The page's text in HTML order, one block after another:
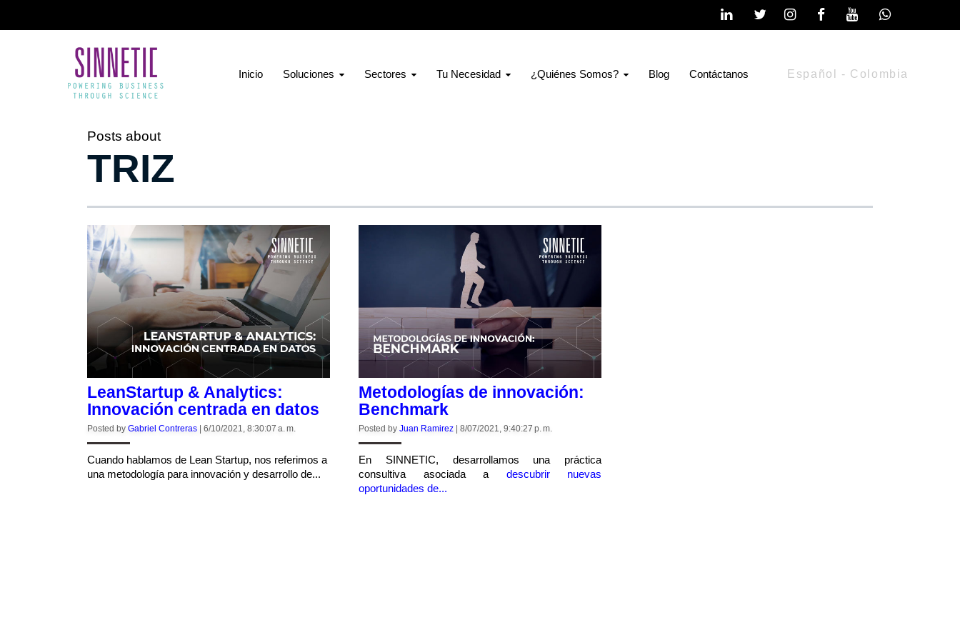
Inicio Soluciones Sectores Tu Necesidad ¿Quiénes Somos? Blog Contáctanos Español - Colombia
Posts about
TRIZ
LeanStartup & Analytics:
Innovación centrada en datos
Posted by Gabriel Contreras 6/10/2021, 8:30:07 a. m.
Cuando hablamos de Lean Startup, nos referimos a
una metodología para innovación y desarrollo de...
Metodologías de innovación:
Benchmark
Posted by Juan Ramirez 8/07/2021, 9:40:27 p. m.
En SINNETIC, desarrollamos una práctica
consultiva asociada a descubrir nuevas
oportunidades de...